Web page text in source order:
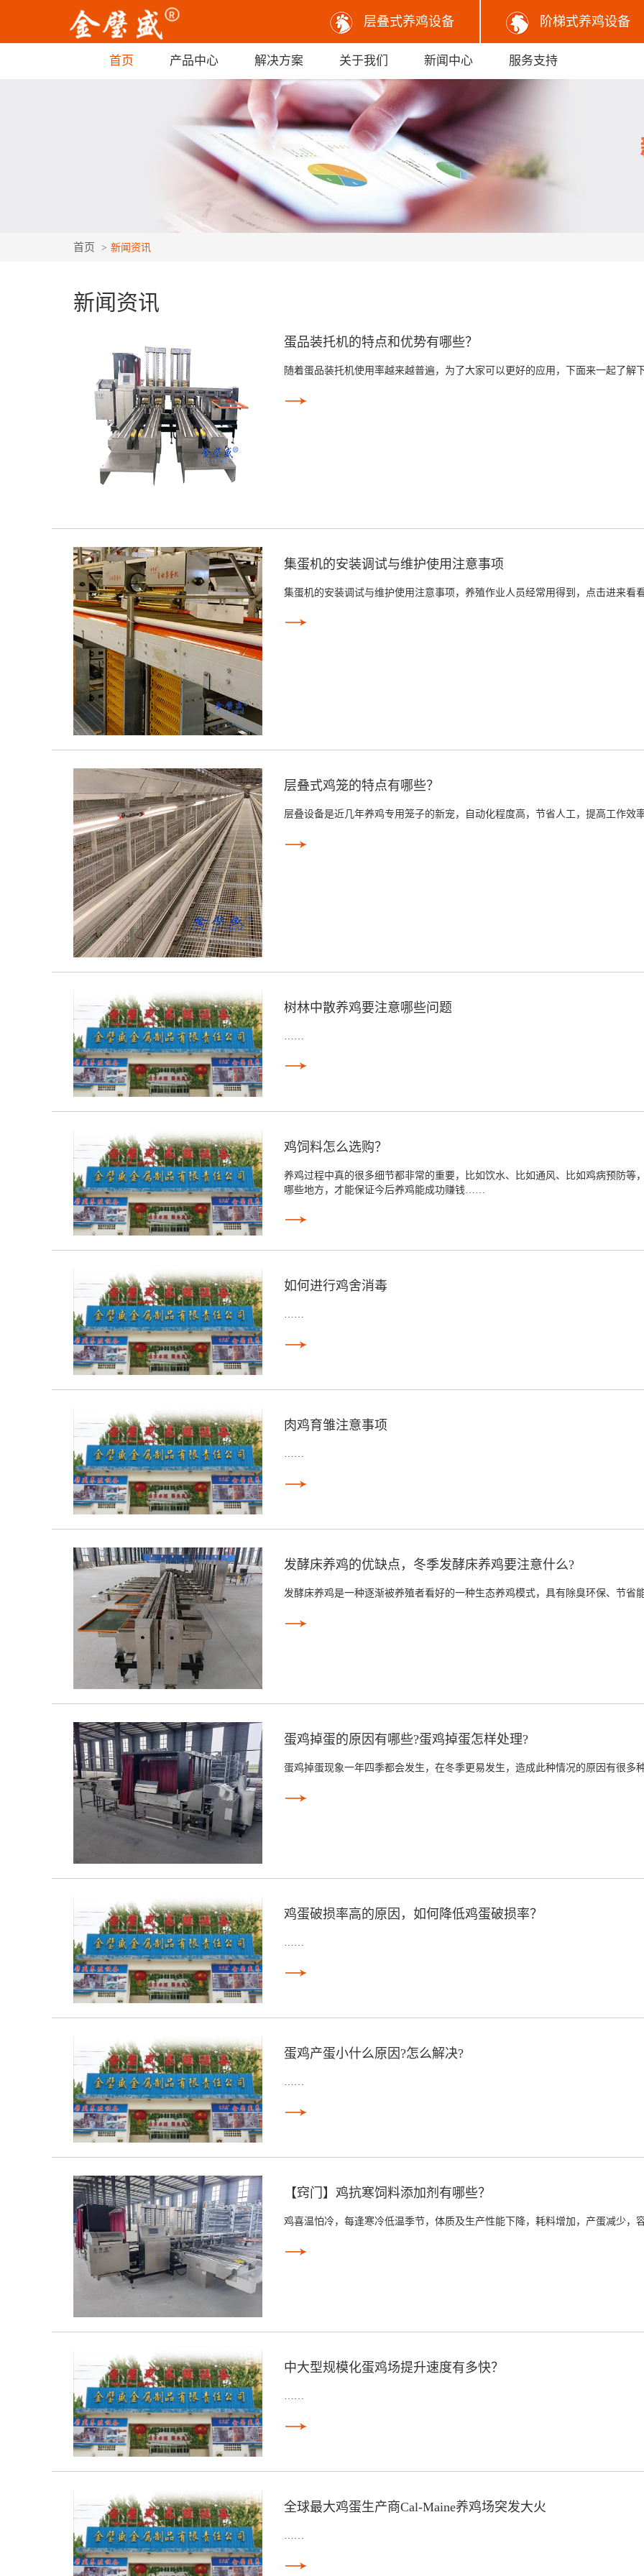
层叠式养鸡设备 阶梯式养鸡设备
首页 产品中心 解决方案 关于我们 新闻中心 服务支持
首页 新闻资讯
新闻资讯
蛋品装托机的特点和优势有哪些？
随着蛋品装托机使用率越来越普遍，为了大家可以更好的应用，下面来一起了
集蛋机的安装调试与维护使用注意事项
集蛋机的安装调试与维护使用注意事项，养殖作业人员经常用得到，点击进来看
层叠式鸡笼的特点有哪些？
层叠设备是近几年养鸡专用笼子的新宠，自动化程度高，节省人工，提高工作
树林中散养鸡要注意哪些问题
鸡饲料怎么选购？
养鸡过程中真的很多细节都非常的重要，比如饮水、比如通风、比如鸡病预防等
哪些地方，才能保证今后养鸡能成功赚钱……
如何进行鸡舍消毒
……
肉鸡育雏注意事项
……
发酵床养鸡的优缺点，冬季发酵床养鸡要注意什么?
发酵床养鸡是一种逐渐被养殖者看好的一种生态养鸡模式，具有除臭环保、节
蛋鸡掉蛋的原因有哪些?蛋鸡掉蛋怎样处理?
蛋鸡掉蛋现象一年四季都会发生，在冬季更易发生，造成此种情况的原因有很
鸡蛋破损率高的原因，如何降低鸡蛋破损率？
……
蛋鸡产蛋小什么原因?怎么解决?
……
【窍门】鸡抗寒饲料添加剂有哪些？
鸡喜温怕冷，每逢寒冷低温季节，体质及生产性能下降，耗料增加，产蛋减少
中大型规模化蛋鸡场提升速度有多快？
全球最大鸡蛋生产商Cal-Maine养鸡场突发大火